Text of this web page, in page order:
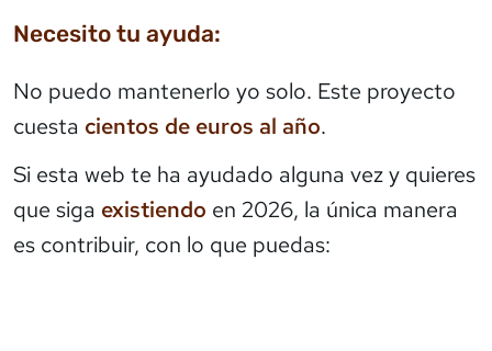
Necesito tu ayuda:
No puedo mantenerlo yo solo. Este proyecto
cuesta cientos de euros al año.
Si esta web te ha ayudado alguna vez y quieres
que siga existiendo en 2026, la única manera
es contribuir, con lo que puedas: